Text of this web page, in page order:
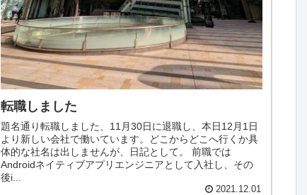
転職しました
題名通り転職しました、11月30日に退職し、本日12月1日
より新しい会社で働いています。どこからどこへ行くか具
体的な社名は出しませんが、日記として。 前職では
Androidネイティブアプリエンジニアとして入社し、その
後i...
2021.12.01